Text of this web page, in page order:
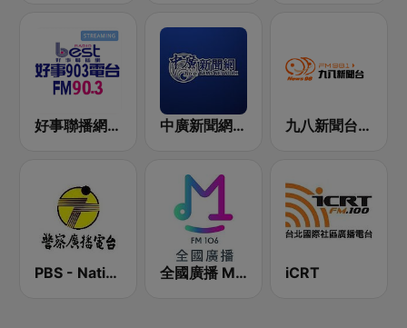
好事聯播網 Best Radio FM90.3 中廣新聞網 BCC News Radio 九八新聞台 News98 FM 98.1
PBS - National Transportation 全國廣播 MRadio iCRT